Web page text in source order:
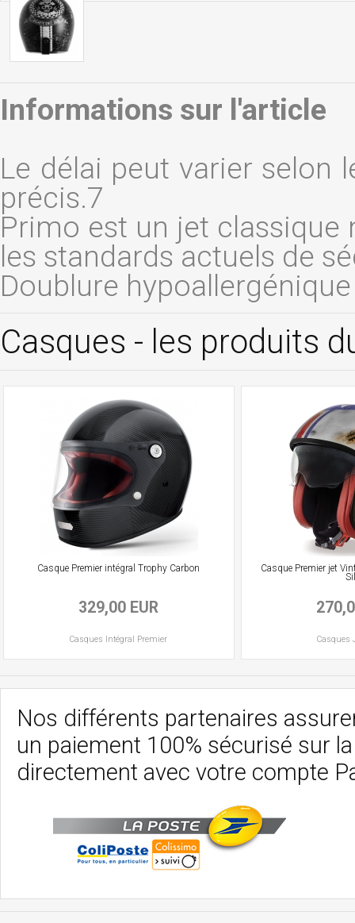
Informations sur l'article
Le délai peut varier selon
précis.7
Primo est un jet classique
les standards actuels de
Doublure hypoallergénique
Casques - les produits
Casque Premier intégral Trophy Carbon
329,00 EUR
Casques Intégral Premier
Casque Premier jet
Casques
Nos différents partenaires
un paiement 100% sécurisé sur
directement avec votre compte